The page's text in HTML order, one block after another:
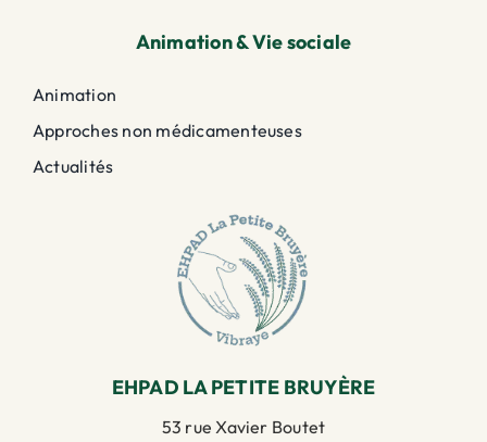
Animation & Vie sociale
Animation
Approches non médicamenteuses
Actualités
EHPAD LA PETITE BRUYÈRE
53 rue Xavier Boutet